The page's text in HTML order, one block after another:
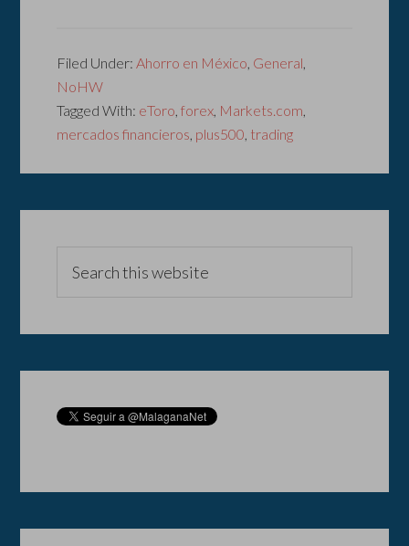
Filed Under:Ahorro en México, General,
NoHW
Tagged With: eToro,forex, Markets.com,
mercados financieros, plus500, trading